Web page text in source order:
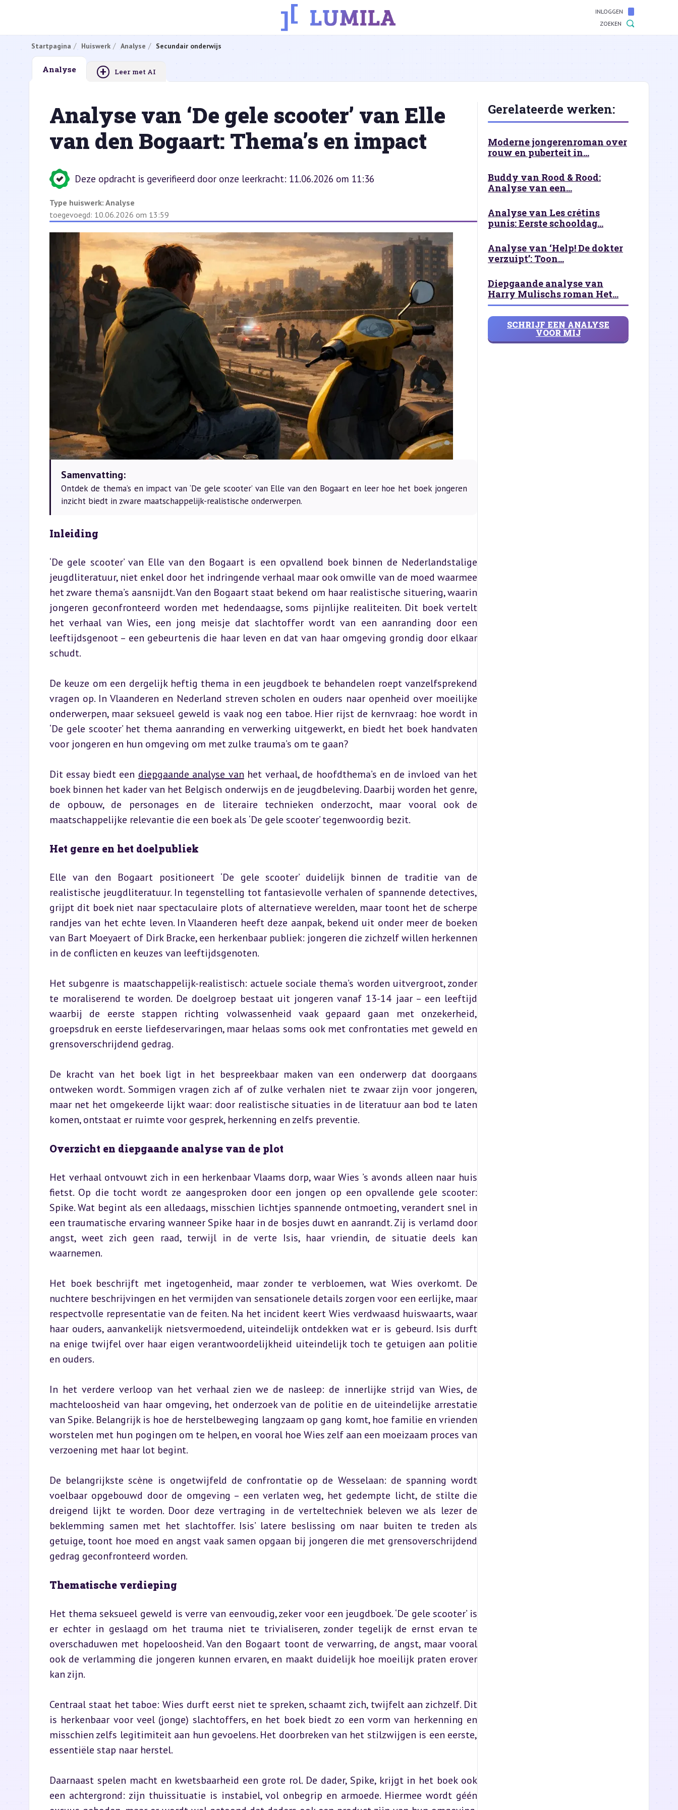
INLOGGEN
ZOEKEN
Startpagina Huiswerk Analyse Secundair onderwijs
Analyse + Leer met AI
Analyse van ‘De gele scooter’ van Elle
van den Bogaart: Thema’s en impact
Deze opdracht is geverifieerd door onze leerkracht: 11.06.2026 om 11:36
Type huiswerk: Analyse
toegevoegd: 10.06.2026 om 13:59
Samenvatting:
Ontdek de thema’s en impact van ‘De gele scooter’ van Elle van den Bogaart en leer hoe het boek jongeren
inzicht biedt in zware maatschappelijk-realistische onderwerpen.
Inleiding
‘De gele scooter’ van Elle van den Bogaart is een opvallend boek binnen de Nederlandstalige
jeugdliteratuur, niet enkel door het indringende verhaal maar ook omwille van de moed waarmee
het zware thema’s aansnijdt. Van den Bogaart staat bekend om haar realistische situering, waarin
jongeren geconfronteerd worden met hedendaagse, soms pijnlijke realiteiten. Dit boek vertelt
het verhaal van Wies, een jong meisje dat slachtoffer wordt van een aanranding door een
leeftijdsgenoot – een gebeurtenis die haar leven en dat van haar omgeving grondig door elkaar
schudt.
De keuze om een dergelijk heftig thema in een jeugdboek te behandelen roept vanzelfsprekend
vragen op. In Vlaanderen en Nederland streven scholen en ouders naar openheid over moeilijke
onderwerpen, maar seksueel geweld is vaak nog een taboe. Hier rijst de kernvraag: hoe wordt in
‘De gele scooter’ het thema aanranding en verwerking uitgewerkt, en biedt het boek handvaten
voor jongeren en hun omgeving om met zulke trauma’s om te gaan?
Dit essay biedt een diepgaande analyse van het verhaal, de hoofdthema’s en de invloed van het
boek binnen het kader van het Belgisch onderwijs en de jeugdbeleving. Daarbij worden het genre,
de opbouw, de personages en de literaire technieken onderzocht, maar vooral ook de
maatschappelijke relevantie die een boek als ‘De gele scooter’ tegenwoordig bezit.
Het genre en het doelpubliek
Elle van den Bogaart positioneert ‘De gele scooter’ duidelijk binnen de traditie van de
realistische jeugdliteratuur. In tegenstelling tot fantasievolle verhalen of spannende detectives,
grijpt dit boek niet naar spectaculaire plots of alternatieve werelden, maar toont het de scherpe
randjes van het echte leven. In Vlaanderen heeft deze aanpak, bekend uit onder meer de boeken
van Bart Moeyaert of Dirk Bracke, een herkenbaar publiek: jongeren die zichzelf willen herkennen
in de conflicten en keuzes van leeftijdsgenoten.
Het subgenre is maatschappelijk-realistisch: actuele sociale thema’s worden uitvergroot, zonder
te moraliserend te worden. De doelgroep bestaat uit jongeren vanaf 13-14 jaar – een leeftijd
waarbij de eerste stappen richting volwassenheid vaak gepaard gaan met onzekerheid,
groepsdruk en eerste liefdeservaringen, maar helaas soms ook met confrontaties met geweld en
grensoverschrijdend gedrag.
De kracht van het boek ligt in het bespreekbaar maken van een onderwerp dat doorgaans
ontweken wordt. Sommigen vragen zich af of zulke verhalen niet te zwaar zijn voor jongeren,
maar net het omgekeerde lijkt waar: door realistische situaties in de literatuur aan bod te laten
komen, ontstaat er ruimte voor gesprek, herkenning en zelfs preventie.
Overzicht en diepgaande analyse van de plot
Het verhaal ontvouwt zich in een herkenbaar Vlaams dorp, waar Wies ’s avonds alleen naar huis
fietst. Op die tocht wordt ze aangesproken door een jongen op een opvallende gele scooter:
Spike. Wat begint als een alledaags, misschien lichtjes spannende ontmoeting, verandert snel in
een traumatische ervaring wanneer Spike haar in de bosjes duwt en aanrandt. Zij is verlamd door
angst, weet zich geen raad, terwijl in de verte Isis, haar vriendin, de situatie deels kan
waarnemen.
Het boek beschrijft met ingetogenheid, maar zonder te verbloemen, wat Wies overkomt. De
nuchtere beschrijvingen en het vermijden van sensationele details zorgen voor een eerlijke, maar
respectvolle representatie van de feiten. Na het incident keert Wies verdwaasd huiswaarts, waar
haar ouders, aanvankelijk nietsvermoedend, uiteindelijk ontdekken wat er is gebeurd. Isis durft
na enige twijfel over haar eigen verantwoordelijkheid uiteindelijk toch te getuigen aan politie
en ouders.
In het verdere verloop van het verhaal zien we de nasleep: de innerlijke strijd van Wies, de
machteloosheid van haar omgeving, het onderzoek van de politie en de uiteindelijke arrestatie
van Spike. Belangrijk is hoe de herstelbeweging langzaam op gang komt, hoe familie en vrienden
worstelen met hun pogingen om te helpen, en vooral hoe Wies zelf aan een moeizaam proces van
verzoening met haar lot begint.
De belangrijkste scène is ongetwijfeld de confrontatie op de Wesselaan: de spanning wordt
voelbaar opgebouwd door de omgeving – een verlaten weg, het gedempte licht, de stilte die
dreigend lijkt te worden. Door deze vertraging in de verteltechniek beleven we als lezer de
beklemming samen met het slachtoffer. Isis’ latere beslissing om naar buiten te treden als
getuige, toont hoe moed en angst vaak samen opgaan bij jongeren die met grensoverschrijdend
gedrag geconfronteerd worden.
Thematische verdieping
Het thema seksueel geweld is verre van eenvoudig, zeker voor een jeugdboek. ‘De gele scooter’ is
er echter in geslaagd om het trauma niet te trivialiseren, zonder tegelijk de ernst ervan te
overschaduwen met hopeloosheid. Van den Bogaart toont de verwarring, de angst, maar vooral
ook de verlamming die jongeren kunnen ervaren, en maakt duidelijk hoe moeilijk praten erover
kan zijn.
Centraal staat het taboe: Wies durft eerst niet te spreken, schaamt zich, twijfelt aan zichzelf. Dit
is herkenbaar voor veel (jonge) slachtoffers, en het boek biedt zo een vorm van herkenning en
misschien zelfs legitimiteit aan hun gevoelens. Het doorbreken van het stilzwijgen is een eerste,
essentiële stap naar herstel.
Daarnaast spelen macht en kwetsbaarheid een grote rol. De dader, Spike, krijgt in het boek ook
een achtergrond: zijn thuissituatie is instabiel, vol onbegrip en armoede. Hiermee wordt géén
Gerelateerde werken:
Moderne jongerenroman over
rouw en puberteit in...
Buddy van Rood & Rood:
Analyse van een...
Analyse van Les crétins
punis: Eerste schooldag...
Analyse van ‘Help! De dokter
verzuipt’: Toon...
Diepgaande analyse van
Harry Mulischs roman Het...
SCHRIJF EEN ANALYSE
VOOR MIJ